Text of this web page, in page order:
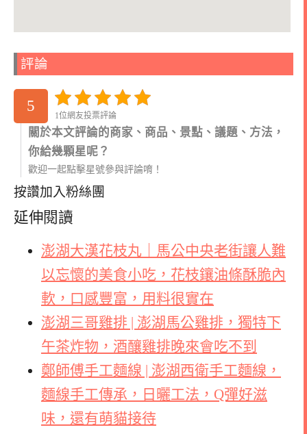
評論
5
1位網友投票評論
關於本文評論的商家、商品、景點、議題、方法，
你給幾顆星呢？
歡迎一起點擊星號參與評論唷！
按讚加入粉絲團
延伸閱讀
澎湖大漢花枝丸｜馬公中央老街讓人難
以忘懷的美食小吃，花枝鑲油條酥脆內
軟，口感豐富，用料很實在
澎湖三哥雞排 | 澎湖馬公雞排，獨特下
午茶炸物，酒釀雞排晚來會吃不到
鄭師傅手工麵線 | 澎湖西衛手工麵線，
麵線手工傳承，日曬工法，Q彈好滋
味，還有萌貓接待